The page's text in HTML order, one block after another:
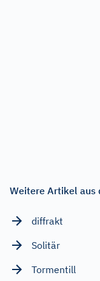
Weitere Artikel aus
diffrakt
Solitär
Tormentill